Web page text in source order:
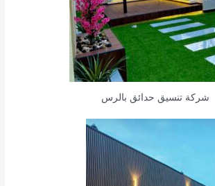
شركة تنسيق حدائق بالرس